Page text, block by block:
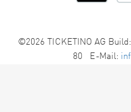
©2026 TICKETINO AG
80 E-Mail: